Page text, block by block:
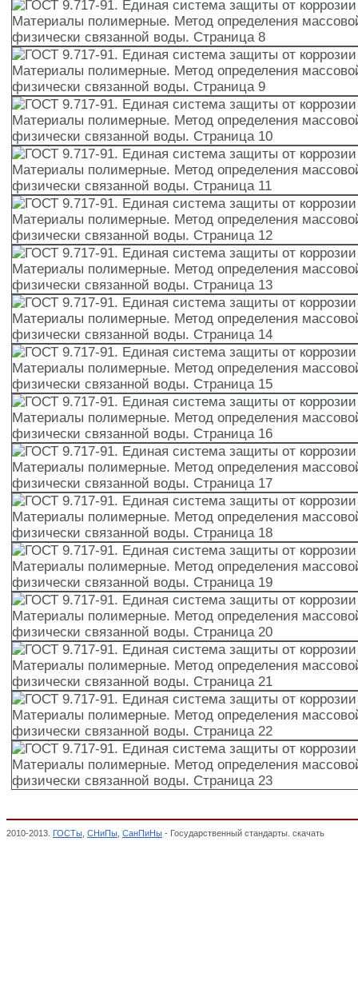
2010-2013. ГОСТы СНиПы СанПиНы - Государственный стандарты. скачать